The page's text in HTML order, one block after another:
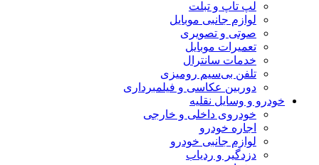
لپ تاپ و تبلت
لوازم جانبی موبایل
صوتی و تصویری
تعمیرات موبایل
خدمات سانترال
تلفن بی‌سیم رومیزی
دوربین عکاسی و فیلمبرداری
خودرو و وسایل نقلیه
خودروی داخلی و خارجی
اجاره خودرو
لوازم جانبی خودرو
دزدگیر و ردیاب